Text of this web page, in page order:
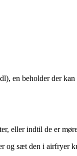
en beholder der
eller indtil de er
og sæt den i airfryer